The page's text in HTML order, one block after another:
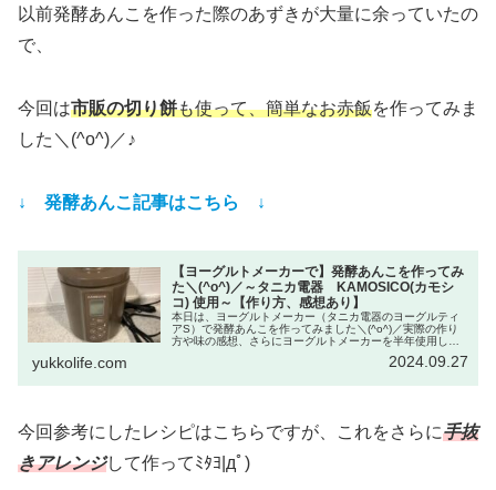
以前発酵あんこを作った際のあずきが大量に余っていたの
で、
今回は市販の切り餅も使って、簡単なお赤飯を作ってみま
した＼(^o^)／♪
↓ 発酵あんこ記事はこちら ↓
【ヨーグルトメーカーで】発酵あんこを作ってみ
た＼(^o^)／～タニカ電器 KAMOSICO(カモシ
コ) 使用～【作り方、感想あり】
本日は、ヨーグルトメーカー（タニカ電器のヨーグルティ
アS）で発酵あんこを作ってみました＼(^o^)／実際の作り
方や味の感想、さらにヨーグルトメーカーを半年使用した
yukkolife.com 2024.09.27
今回参考にしたレシピはこちらですが、これをさらに手抜
きアレンジして作ってﾐﾀﾖ|дﾟ)